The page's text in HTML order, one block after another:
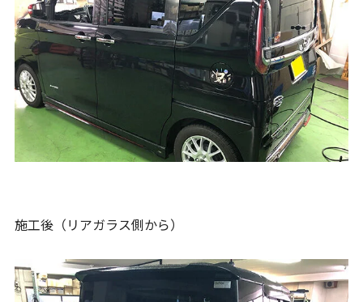
施工後（リアガラス側から）